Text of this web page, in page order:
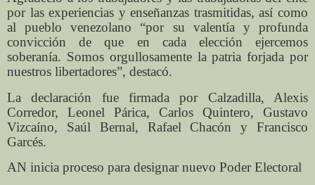
por las experiencias y enseñanzas trasmitidas, así como
al pueblo venezolano “por su valentía y profunda
convicción de que en cada elección ejercemos
soberanía. Somos orgullosamente la patria forjada por
nuestros libertadores”, destacó.
La declaración fue firmada por Calzadilla, Alexis
Corredor, Leonel Párica, Carlos Quintero, Gustavo
Vizcaíno, Saúl Bernal, Rafael Chacón y Francisco
Garcés.
AN inicia proceso para designar nuevo Poder Electoral